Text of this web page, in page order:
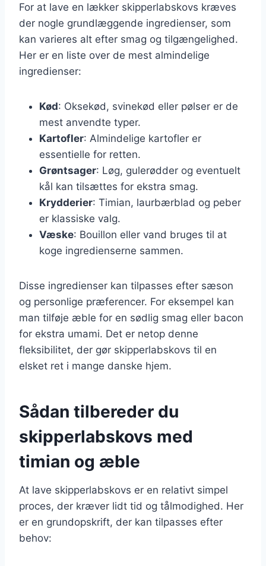
For at lave en lækker skipperlabskovs kræves
der nogle grundlæggende ingredienser, som
kan varieres alt efter smag og tilgængelighed.
Her er en liste over de mest almindelige
ingredienser:
Kød: Oksekød, svinekød eller pølser er de
mest anvendte typer.
Kartofler: Almindelige kartofler er
essentielle for retten.
Grøntsager: Løg, gulerødder og eventuelt
kål kan tilsættes for ekstra smag.
Krydderier: Timian, laurbærblad og peber
er klassiske valg.
Væske: Bouillon eller vand bruges til at
koge ingredienserne sammen.
Disse ingredienser kan tilpasses efter sæson
og personlige præferencer. For eksempel kan
man tilføje æble for en sødlig smag eller bacon
for ekstra umami. Det er netop denne
fleksibilitet, der gør skipperlabskovs til en
elsket ret i mange danske hjem.
Sådan tilbereder du
skipperlabskovs med
timian og æble
At lave skipperlabskovs er en relativt simpel
proces, der kræver lidt tid og tålmodighed. Her
er en grundopskrift, der kan tilpasses efter
behov: